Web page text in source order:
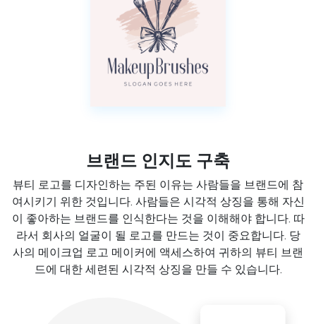
브랜드 인지도 구축
뷰티 로고를 디자인하는 주된 이유는 사람들을 브랜드에 참
여시키기 위한 것입니다. 사람들은 시각적 상징을 통해 자신
이 좋아하는 브랜드를 인식한다는 것을 이해해야 합니다. 따
라서 회사의 얼굴이 될 로고를 만드는 것이 중요합니다. 당
사의 메이크업 로고 메이커에 액세스하여 귀하의 뷰티 브랜
드에 대한 세련된 시각적 상징을 만들 수 있습니다.